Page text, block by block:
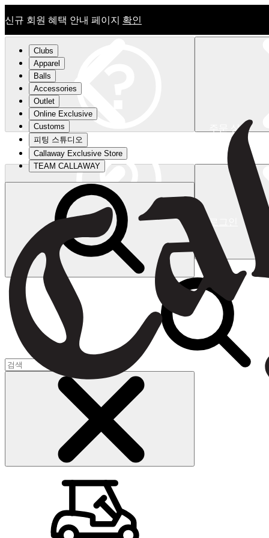
신규 회원 혜택 안내 페이지 확인
신규 회원 혜택 안내 페이지확인
주문 상태
로그인
장바구니
Clubs
Apparel
Balls
Accessories
Outlet
Online Exclusive
Customs
피팅 스튜디오
Callaway Exclusive Store
TEAM CALLAWAY